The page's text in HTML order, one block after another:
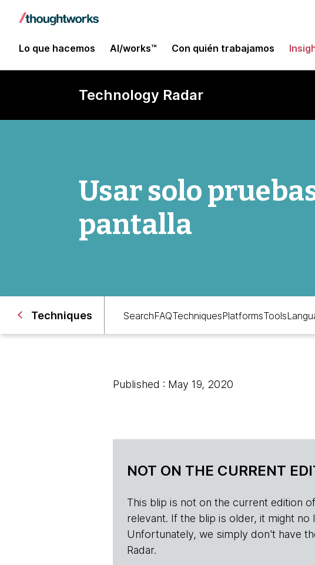
Lo que hacemos AI/works™ Con quién trabajamos
Technology Radar
Usar solo
pantalla
Techniques SearchFAQTechniquesPlatformsTools
Published : May 19, 2020
NOT ON THE CURRENT
This blip is not on the current edition
relevant. If the blip is older, it might
Unfortunately, we simply don't have
Radar.